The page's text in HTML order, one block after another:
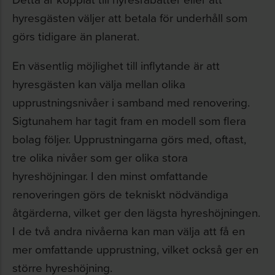
hyresgästen väljer att betala för underhåll som
görs tidigare än planerat.
En väsentlig möjlighet till inflytande är att
hyresgästen kan välja mellan olika
upprustningsnivåer i samband med renovering.
Sigtunahem har tagit fram en modell som flera
bolag följer. Upprustningarna görs med, oftast,
tre olika nivåer som ger olika stora
hyreshöjningar. I den minst omfattande
renoveringen görs de tekniskt nödvändiga
åtgärderna, vilket ger den lägsta hyreshöjningen.
I de två andra nivåerna kan man välja att få en
mer omfattande upprustning, vilket också ger en
större hyreshöjning.